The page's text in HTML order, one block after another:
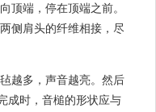
顶端，停在顶端之前。
侧肩头的纤维相接，尽
越多，声音越亮。然后
成时，音槌的形状应与